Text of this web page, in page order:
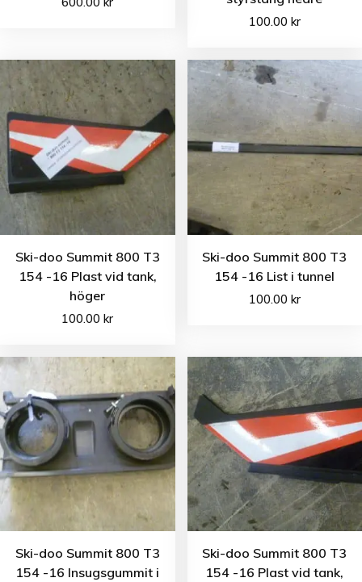
100.00 kr
Ski-doo Summit 800 T3
154 -16 Plast vid tank,
höger
100.00kr
Ski-doo Summit 800 T3
154 -16 List i tunnel
100.00 kr
Ski-doo Summit 800 T3
154 -16 Insugsgummit i
Ski-doo Summit 800 T3
154 -16 Plast vid tank,